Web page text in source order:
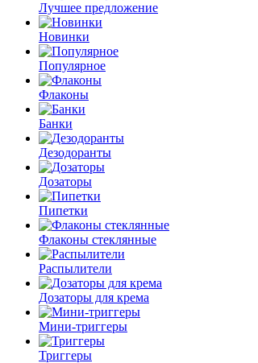
Лучшее предложение
Новинки
Популярное
Флаконы
Банки
Дезодоранты
Дозаторы
Пипетки
Флаконы стеклянные
Распылители
Дозаторы для крема
Мини-триггеры
Триггеры